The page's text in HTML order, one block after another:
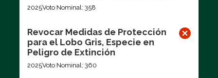
2025Voto Nominal: 358
Revocar Medidas de Protección
para el Lobo Gris, Especie en
Peligro de Extinción
2025Voto Nominal: 360